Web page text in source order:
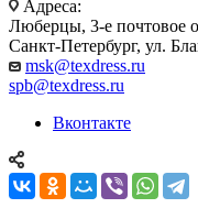
Адреса:
Люберцы, 3-е почтовое
Санкт-Петербург, ул.
msk@texdress.ru
spb@texdress.ru
Вконтакте